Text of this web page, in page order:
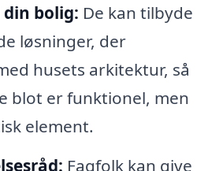
bolig: De kan tilbyde
løsninger, der
husets arkitektur, så
blot er funktionel, men
element.
Fagfolk kan give